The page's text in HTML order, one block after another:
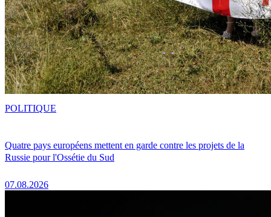
Quatre pays européens mettent en garde contre les projets de la
Russie pour l'Ossétie du Sud
07.08.2026
POLITIQUE